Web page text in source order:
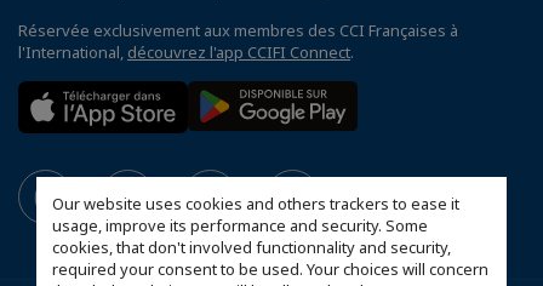
Our website uses cookies and others trackers to ease it
usage, improve its performance and security. Some
cookies, that don't involved functionnality and security,
required your consent to be used. Your choices will concern
Réservée exclusivement aux membres des CCI Françaises à
l'International, découvrez l'app CCIFI Connect.